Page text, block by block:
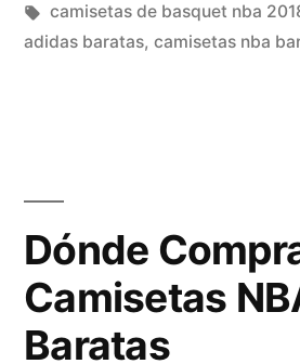
Niños»
en
Etiquetas:
camisetas de basquet nba
adidas baratas, camisetas nba
Dónde
Camisetas
Baratas